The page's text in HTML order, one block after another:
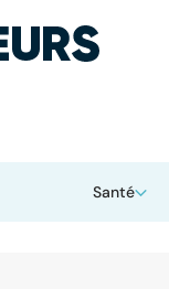
Santé